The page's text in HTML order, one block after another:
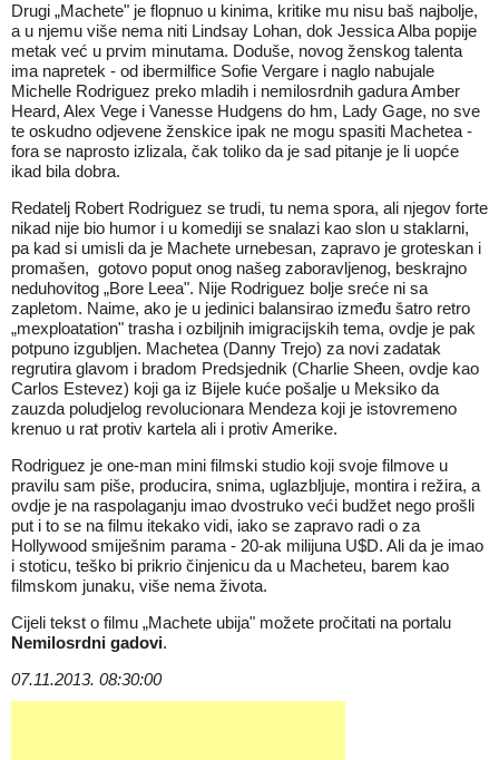
Drugi „Machete" je flopnuo u kinima, kritike mu nisu baš najbolje,
a u njemu više nema niti Lindsay Lohan, dok Jessica Alba popije
metak već u prvim minutama. Doduše, novog ženskog talenta
ima napretek - od ibermilfice Sofie Vergare i naglo nabujale
Michelle Rodriguez preko mladih i nemilosrdnih gadura Amber
Heard, Alex Vege i Vanesse Hudgens do hm, Lady Gage, no sve
te oskudno odjevene ženskice ipak ne mogu spasiti Machetea -
fora se naprosto izlizala, čak toliko da je sad pitanje je li uopće
ikad bila dobra.
Redatelj Robert Rodriguez se trudi, tu nema spora, ali njegov forte
nikad nije bio humor i u komediji se snalazi kao slon u staklarni,
pa kad si umisli da je Machete urnebesan, zapravo je groteskan i
promašen, gotovo poput onog našeg zaboravljenog, beskrajno
neduhovitog „Bore Leea". Nije Rodriguez bolje sreće ni sa
zapletom. Naime, ako je u jedinici balansirao između šatro retro
„mexploatation" trasha i ozbiljnih imigracijskih tema, ovdje je pak
potpuno izgubljen. Machetea (Danny Trejo) za novi zadatak
regrutira glavom i bradom Predsjednik (Charlie Sheen, ovdje kao
Carlos Estevez) koji ga iz Bijele kuće pošalje u Meksiko da
zauzda poludjelog revolucionara Mendeza koji je istovremeno
krenuo u rat protiv kartela ali i protiv Amerike.
Rodriguez je one-man mini filmski studio koji svoje filmove u
pravilu sam piše, producira, snima, uglazbljuje, montira i režira, a
ovdje je na raspolaganju imao dvostruko veći budžet nego prošli
put i to se na filmu itekako vidi, iako se zapravo radi o za
Hollywood smiješnim parama - 20-ak milijuna U$D. Ali da je imao
i stoticu, teško bi prikrio činjenicu da u Macheteu, barem kao
filmskom junaku, više nema života.
Cijeli tekst o filmu „Machete ubija" možete pročitati na portalu
Nemilosrdni gadovi.
07.11.2013. 08:30:00